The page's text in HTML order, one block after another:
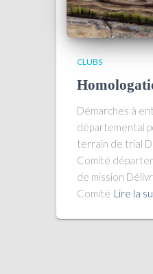
CLUBS
Démarches à
départemental
terrain de trial
Comité
de mission
Comité Lire la